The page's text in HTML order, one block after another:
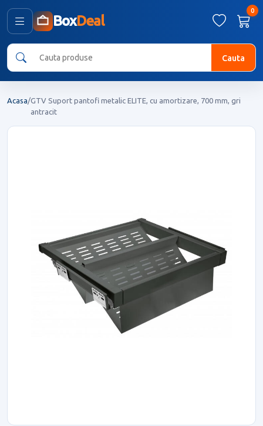
BoxDeal
0
Cauta
Acasa/GTV Suport pantofi metalic ELITE, cu amortizare, 700 mm, gri
antracit